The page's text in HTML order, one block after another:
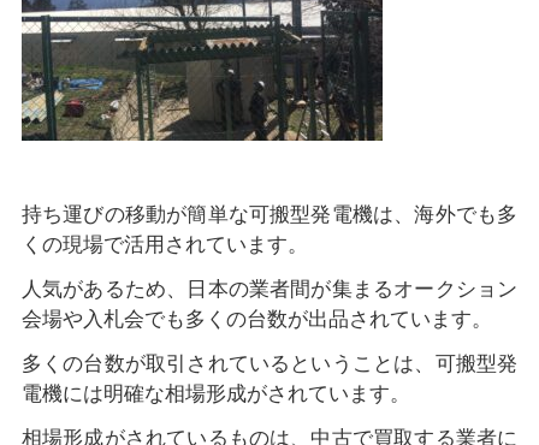
持ち運びの移動が簡単な可搬型発電機は、海外でも多
くの現場で活用されています。
人気があるため、日本の業者間が集まるオークション
会場や入札会でも多くの台数が出品されています。
多くの台数が取引されているということは、可搬型発
電機には明確な相場形成がされています。
相場形成がされているものは、中古で買取する業者に